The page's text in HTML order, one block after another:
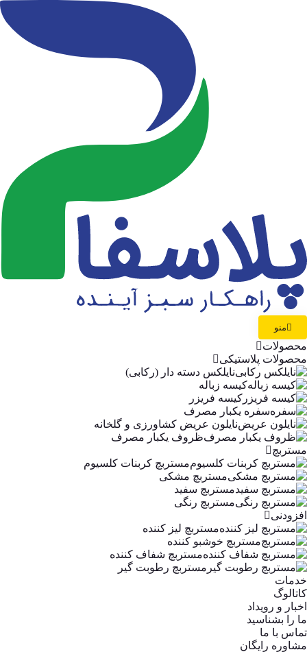
منو
محصولات
محصولات پلاستیکی
نایلکس دسته دار (رکابی)
کیسه زباله
کیسه فریزر
سفره یکبار مصرف
نایلون عریض کشاورزی و گلخانه
ظروف یکبار مصرف
مستربچ
مستربچ کربنات کلسیوم
مستربچ مشکی
مستربچ سفید
مستربچ رنگی
افزودنی
مستربچ لیز کننده
مستربچ خوشبو کننده
مستربچ شفاف کننده
مستربچ رطوبت گیر
خدمات
کاتالوگ
اخبار و رویداد
ما را بشناسید
تماس با ما
مشاوره رایگان